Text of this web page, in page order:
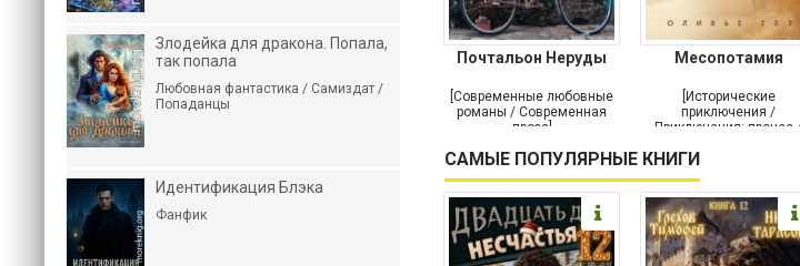
Почтальон Неруды
[Современные любовные
романы / Современная
проза]
Месопотамия
[Исторические
приключения /
Приключения: прочее
Историческая проза]
САМЫЕ ПОПУЛЯРНЫЕ КНИГИ
Злодейка для дракона. Попала,
так попала
Любовная фантастика / Самиздат /
Попаданцы
Идентификация Блэка
Фанфик